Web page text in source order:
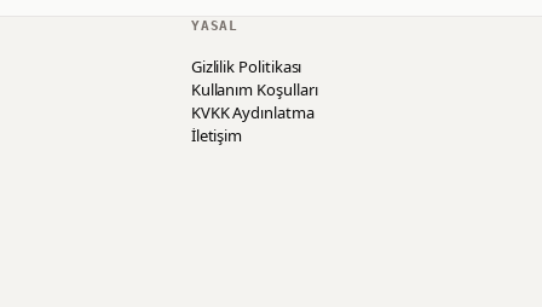
YASAL
Gizlilik Politikası
Kullanım Koşulları
KVKK Aydınlatma
İletişim